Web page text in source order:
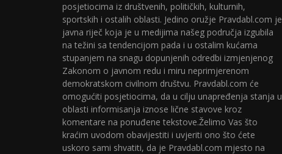
posjetiocima iz društvenih, političkih, kulturnih,
sportskih i ostalih oblasti. Jedino oružje Pravdabl.com je
javna riječ koja je u medijima našeg područja izgubila
na težini sa tendencijom pada i u ostalim kućama
stupanjem na snagu dopunjenih odredbi izmjenjenog
Zakonom o javnom redu i miru neprimjerenom
demokratskom civilnom društvu. Pravdabl.com će
omogućiti posjetiocima, da u cilju unapređenja stanja u
oblasti informisanja iznose lične stavove kroz
komentare na ponuđene tekstove.Želimo Vas što
kraćim uvodom obavijestiti i uvjeriti ono što ćete
uskoro sami shvatiti, da je Pravdabl.com mjesto na